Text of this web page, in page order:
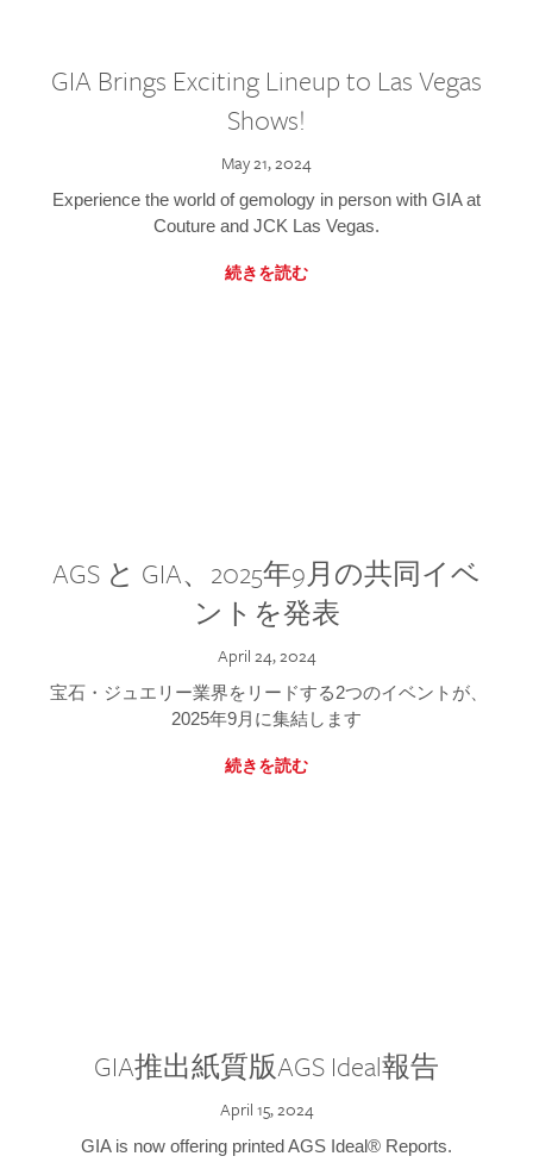
GIA Brings Exciting Lineup to Las Vegas
Shows!
May 21, 2024
Experience the world of gemology in person with GIA at
Couture and JCK Las Vegas.
続きを読む
AGS と GIA、2025年9月の共同イベ
ントを発表
April 24, 2024
宝石・ジュエリー業界をリードする2つのイベントが、
2025年9月に集結します
続きを読む
GIA推出紙質版AGS Ideal報告
April 15, 2024
GIA is now offering printed AGS Ideal® Reports.